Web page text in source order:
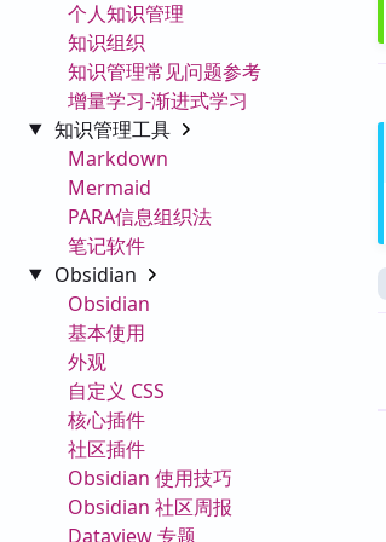
个人知识管理
知识组织
知识管理常见问题参考
增量学习-渐进式学习
知识管理工具
Markdown
Mermaid
PARA信息组织法
笔记软件
Obsidian
Obsidian
基本使用
外观
自定义 CSS
核心插件
社区插件
Obsidian 使用技巧
Obsidian 社区周报
Dataview 专题